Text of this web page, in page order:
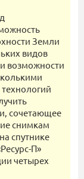
Земли
видов
возможности
сочетающее
снимкам
спутнике
П»
четырех